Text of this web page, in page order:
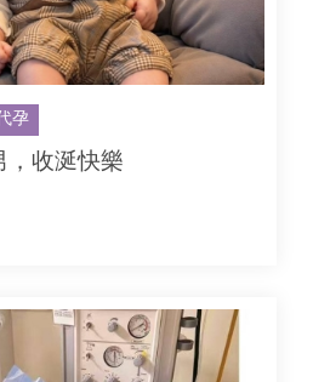
孕
，收涎快樂